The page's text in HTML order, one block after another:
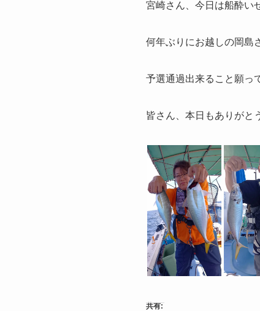
宮崎さん、今日は船酔い
何年ぶりにお越しの岡島
予選通過出来ること願っ
皆さん、本日もありがと
共有: